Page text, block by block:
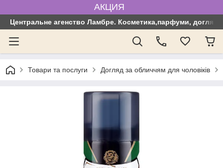
АКЦИЯ
Центральне агенство Ламбре. Косметика,парфуми, догляд
Товари та послуги Догляд за обличчям для чоловіків